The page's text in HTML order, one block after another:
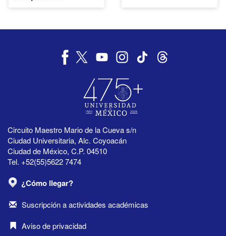
Circuito Maestro Mario de la Cueva s/n
Ciudad Universitaria, Alc. Coyoacán
Ciudad de México, C.P. 04510
Tel. +52(55)5622 7474
¿Cómo llegar?
Suscripción a actividades académicas
Aviso de privacidad